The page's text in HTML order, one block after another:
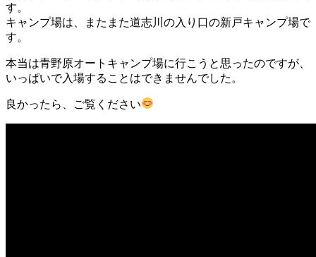
す。
キャンプ場は、またまた道志川の入り口の新戸キャンプ場で
す。
本当は青野原オートキャンプ場に行こうと思ったのですが、
いっぱいで入場することはできませんでした。
良かったら、ご覧ください